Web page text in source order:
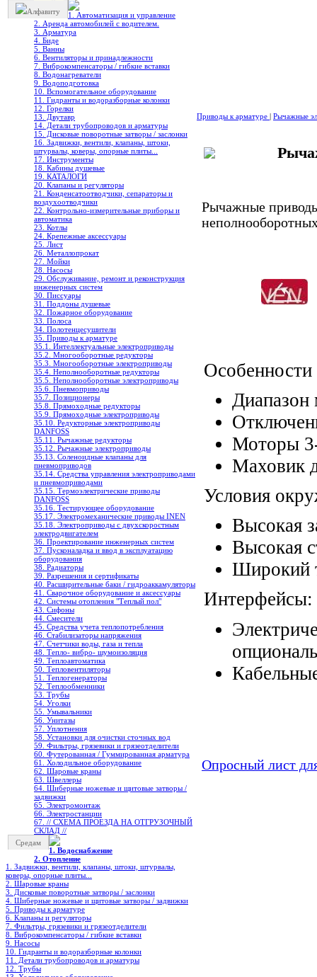
Алфавиту
1. Автоматизация и управление
2. Аренда автомобилей с водителем.
3. Арматура
4. Биде
5. Ванны
6. Вентиляторы и принадлежности
7. Виброкомпенсаторы / гибкие вставки
8. Водонагреватели
9. Водоподготовка
10. Вспомогательное оборудование
11. Гидранты и водоразборные колонки
12. Горелки
13. Двутавр
14. Детали трубопроводов и арматуры
15. Дисковые поворотные затворы / заслонки
16. Задвижки, вентили, клапаны, штоки,
штурвалы, коверы, опорные плиты...
17. Инструменты
18. Кабины душевые
19. КАТАЛОГИ
20. Клапаны и регуляторы
21. Конденсатоотводчики, сепараторы и
воздухоотводчики
22. Контрольно-измерительные приборы и
автоматика
23. Котлы
24. Крепежные аксессуары
25. Лист
26. Металлопрокат
27. Мойки
28. Насосы
29. Обслуживание, ремонт и реконструкция
инженерных систем
30. Писсуары
31. Поддоны душевые
32. Пожарное оборудование
33. Полоса
34. Полотенцесушители
35. Приводы к арматуре
35.1. Интеллектуальные электроприводы
35.2. Многооборотные редукторы
35.3. Многооборотные электроприводы
35.4. Неполнооборотные редукторы
35.5. Неполнооборотные электроприводы
35.6. Пневмоприводы
35.7. Позиционеры
35.8. Прямоходные редукторы
35.9. Прямоходные электроприводы
35.10. Редукторные электроприводы
DANFOSS
35.11. Рычажные редукторы
35.12. Рычажные электроприводы
35.13. Соленоидные клапаны для
пневмоприводов
35.14. Средства управления электроприводами
и пневмоприводами
35.15. Термоэлектрические приводы
DANFOSS
35.16. Тестирующее оборудование
35.17. Электромеханические приводы INEN
35.18. Электроприводы с двухскоростным
электродвигателем
36. Проектирование инженерных систем
37. Пусконаладка и ввод в эксплуатацию
оборудования
38. Радиаторы
39. Разрешения и сертификаты
40. Расширительные баки / гидроаккамуляторы
41. Сварочное оборудование и аксессуары
42. Системы отопления "Теплый пол"
43. Сифоны
44. Смесители
45. Средства учета теплопотребления
46. Стабилизаторы напряжения
47. Счетчики воды, газа и тепла
48. Тепло- вибро- шумоизоляция
49. Теплоавтоматика
50. Тепловентиляторы
51. Теплогенераторы
52. Теплообменники
53. Трубы
54. Уголки
55. Умывальники
56. Унитазы
57. Уплотнения
58. Установки для очистки сточных вод
59. Фильтры, грязевики и грязеотделители
60. Футерованная / Гуммированная арматура
61. Холодильное oборудование
62. Шаровые краны
63. Швеллеры
64. Шиберные ножевые и щитовые затворы /
задвижки
65. Электромонтаж
66. Электростанции
67. // СХЕМА ПРОЕЗДА НА ОТГРУЗОЧНЫЙ
СКЛАД //
Средам
1. Водоснабжение
2. Отопление
1. Задвижки, вентили, клапаны, штоки, штурвалы,
коверы, опорные плиты...
2. Шаровые краны
3. Дисковые поворотные затворы / заслонки
4. Шиберные ножевые и щитовые затворы / задвижки
5. Приводы к арматуре
6. Клапаны и регуляторы
7. Фильтры, грязевики и грязеотделители
8. Виброкомпенсаторы / гибкие вставки
9. Насосы
10. Гидранты и водоразборные колонки
11. Детали трубопроводов и арматуры
12. Трубы
Приводы к арматуре | Рычажные
Рычажные
Особенности
Моторы
Маховик
Условия
Высокая
Высокая
Широкий
Интерфейсы:
Опросный лист